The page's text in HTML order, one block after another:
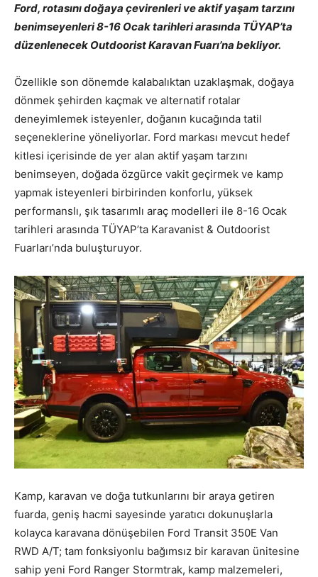
Ford, rotasını doğaya çevirenleri ve aktif yaşam tarzını
benimseyenleri 8-16 Ocak tarihleri arasında TÜYAP’ta
düzenlenecek Outdoorist Karavan Fuarı’na bekliyor.
Özellikle son dönemde kalabalıktan uzaklaşmak, doğaya
dönmek şehirden kaçmak ve alternatif rotalar
deneyimlemek isteyenler, doğanın kucağında tatil
seçeneklerine yöneliyorlar. Ford markası mevcut hedef
kitlesi içerisinde de yer alan aktif yaşam tarzını
benimseyen, doğada özgürce vakit geçirmek ve kamp
yapmak isteyenleri birbirinden konforlu, yüksek
performanslı, şık tasarımlı araç modelleri ile 8-16 Ocak
tarihleri arasında TÜYAP’ta Karavanist & Outdoorist
Fuarları’nda buluşturuyor.
Kamp, karavan ve doğa tutkunlarını bir araya getiren
fuarda, geniş hacmi sayesinde yaratıcı dokunuşlarla
kolayca karavana dönüşebilen Ford Transit 350E Van
RWD A/T; tam fonksiyonlu bağımsız bir karavan ünitesine
sahip yeni Ford Ranger Stormtrak, kamp malzemeleri,